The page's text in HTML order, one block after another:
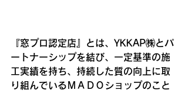
『窓プロ認定店』とは、YKKAP㈱とパ
ートナーシップを結び、一定基準の施
工実績を持ち、持続した質の向上に取
り組んでいるＭＡＤＯショップのこと